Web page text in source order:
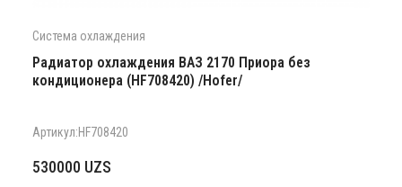
Система охлаждения
Радиатор охлаждения ВАЗ 2170 Приора без
кондиционера (HF708420) /Hofer/
Артикул:HF708420
530000 UZS